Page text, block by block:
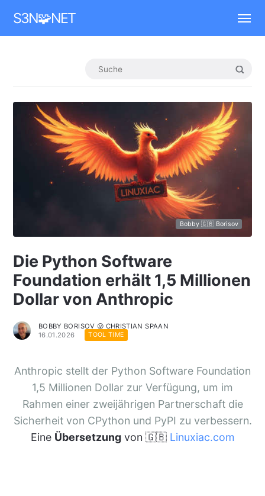
S3N🧩NET
Bobby 🇬🇧 Borisov
Die Python Software
Foundation erhält 1,5 Millionen
Dollar von Anthropic
BOBBY BORISOV 😛 CHRISTIAN SPAAN
16.01.2026
TOOL TIME
Anthropic stellt der Python Software Foundation
1,5 Millionen Dollar zur Verfügung, um im
Rahmen einer zweijährigen Partnerschaft die
Sicherheit von CPython und PyPI zu verbessern.
Eine Übersetzungvon 🇬🇧 Linuxiac.com